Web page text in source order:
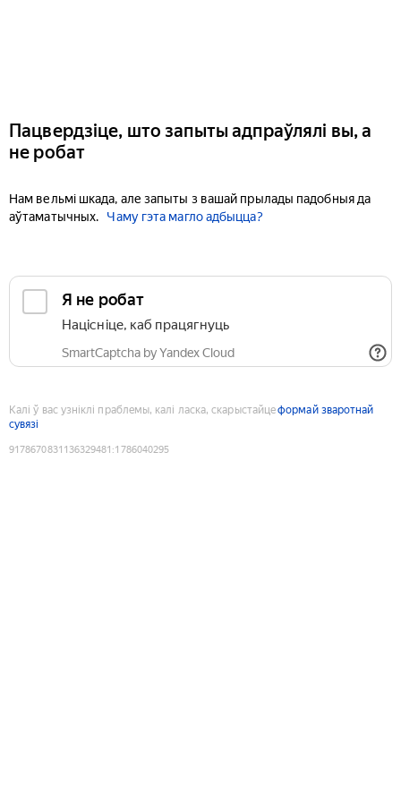
Пацвердзіце, што запыты адпраўлялі вы, а
не робат
Нам вельмі шкада, але запыты з вашай прылады падобныя да
аўтаматычных.
Чаму гэта магло адбыцца?
Я не робат
Націсніце, каб працягнуць
SmartCaptcha by Yandex Cloud
Калі ў вас узніклі праблемы, калі ласка, скарыстайцеформай зваротнай
сувязі
9178670831136329481 :1786040295